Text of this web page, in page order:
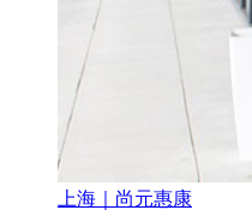
上海｜尚元惠康